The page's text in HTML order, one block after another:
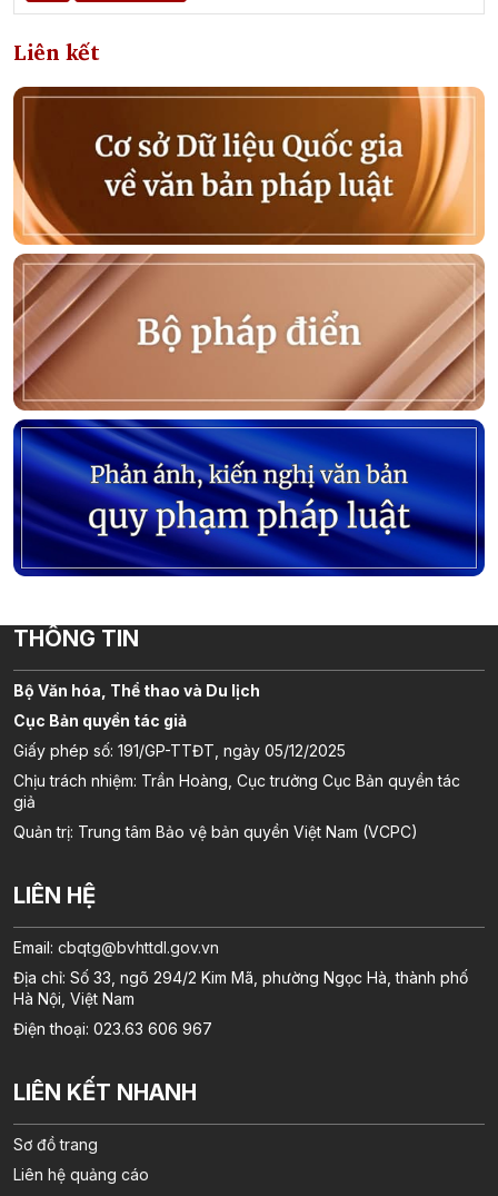
Liên kết
THÔNG TIN
Bộ Văn hóa, Thể thao và Du lịch
Cục Bản quyền tác giả
Giấy phép số: 191/GP-TTĐT, ngày 05/12/2025
Chịu trách nhiệm: Trần Hoàng, Cục trưởng Cục Bản quyền tác
giả
Quản trị: Trung tâm Bảo vệ bản quyền Việt Nam (VCPC)
LIÊN HỆ
Email: cbqtg@bvhttdl.gov.vn
Địa chỉ: Số 33, ngõ 294/2 Kim Mã, phường Ngọc Hà, thành phố
Hà Nội, Việt Nam
Điện thoại: 023.63 606 967
LIÊN KẾT NHANH
Sơ đồ trang
Liên hệ quảng cáo